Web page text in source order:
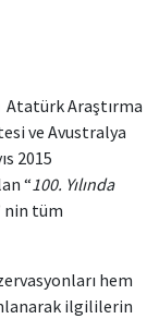
Atatürk Araştırma
ve Avustralya
2015
“100. Yılında
nin tüm
hem
ilgililerin